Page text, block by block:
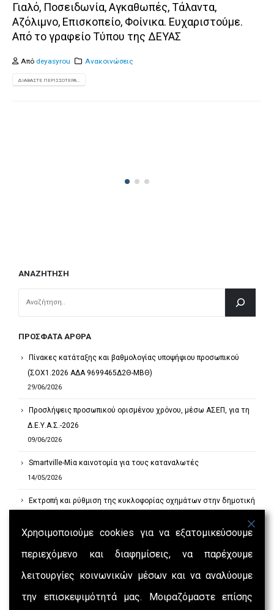
Γιαλό, Ποσειδωνία, Αγκαθωπές, Τάλαντα,
Αζόλιμνο, Επισκοπείο, Φοίνικα. Ευχαριστούμε.
Από το γραφείο Τύπου της ΔΕΥΑΣ
Από deyasyrou Ανακοινώσεις
ΔΙΑΒΆΣΤΕ ΠΕΡΙΣΣΌΤΕΡΑ...
ΑΝΑΖΉΤΗΣΗ
ΠΡΌΣΦΑΤΑ ΆΡΘΡΑ
Πίνακες κατάταξης και βαθμολογίας υποψήφιου προσωπικού
(ΣΟΧ1.2026 ΑΔΑ 9699465Δ2Θ-ΜΒΘ)
29/06/2026
Προσλήψεις προσωπικού ορισμένου χρόνου, μέσω ΑΣΕΠ, για τη
Δ.Ε.Υ.Α.Σ.-2026
09/06/2026
Smartville-Μία καινοτομία για τους καταναλωτές
14/05/2026
Εκτροπή και ρύθμιση της κυκλοφορίας οχημάτων στην δημοτική
17/04/2026
Προμήθεια Μεμβρανών μονάδων αφαλάτωσης της Δ.Ε.Υ.Α. Σύρου
Χρησιμοποιούμε cookies για να εξατομικεύσουμε
περιεχόμενο και διαφημίσεις, να παρέχουμε
λειτουργίες κοινωνικών μέσων και να αναλύουμε
την επισκεψιμότητά μας. Μοιραζόμαστε επίσης